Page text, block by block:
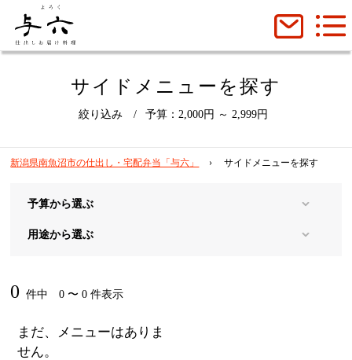
サイドメニューを探す
絞り込み 予算：2,000円 ～ 2,999円
新潟県南魚沼市の仕出し・宅配弁当「与六」 サイドメニューを探す
予算から選ぶ
用途から選ぶ
0 件中 0 〜 0 件表示
まだ、メニューはありま
せん。